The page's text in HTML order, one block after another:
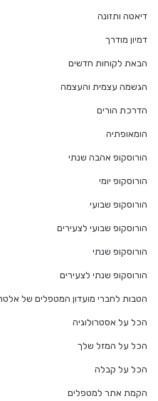
דיאטה ותזונה
דמיון מודרך
הבאת לקוחות חדשים
הגשמה עצמית והעצמה
הדרכת הורים
הומאופתיה
הורוסקופ אהבה שנתי
הורוסקופ יומי
הורוסקופ שבועי
הורוסקופ שבועי לצעירים
הורוסקופ שנתי
הורוסקופ שנתי לצעירים
הטבות לחברי מועדון המטפלים של
הכל על אסטרולוגיה
הכל על המזל שלך
הכל על קבלה
הקמת אתר למטפלים